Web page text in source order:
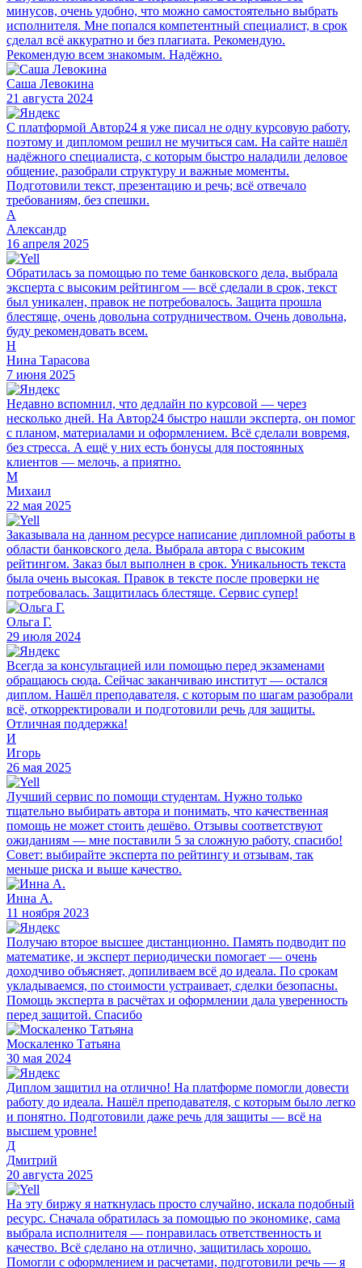
минусов, очень удобно, что можно самостоятельно выбрать
исполнителя. Мне попался компетентный специалист, в срок
сделал всё аккуратно и без плагиата. Рекомендую.
Рекомендую всем знакомым. Надёжно.
Саша Левокина
21 августа 2024
С платформой Автор24 я уже писал не одну курсовую работу,
поэтому и дипломом решил не мучиться сам. На сайте нашёл
надёжного специалиста, с которым быстро наладили деловое
общение, разобрали структуру и важные моменты.
Подготовили текст, презентацию и речь; всё отвечало
требованиям, без спешки.
А
Александр
16 апреля 2025
Обратилась за помощью по теме банковского дела, выбрала
эксперта с высоким рейтингом — всё сделали в срок, текст
был уникален, правок не потребовалось. Защита прошла
блестяще, очень довольна сотрудничеством. Очень довольна,
буду рекомендовать всем.
Н
Нина Тарасова
7 июня 2025
Недавно вспомнил, что дедлайн по курсовой — через
несколько дней. На Автор24 быстро нашли эксперта, он помог
с планом, материалами и оформлением. Всё сделали вовремя,
без стресса. А ещё у них есть бонусы для постоянных
клиентов — мелочь, а приятно.
М
Михаил
22 мая 2025
Заказывала на данном ресурсе написание дипломной работы в
области банковского дела. Выбрала автора с высоким
рейтингом. Заказ был выполнен в срок. Уникальность текста
была очень высокая. Правок в тексте после проверки не
потребовалась. Защитилась блестяще. Сервис супер!
Ольга Г.
29 июля 2024
Всегда за консультацией или помощью перед экзаменами
обращаюсь сюда. Сейчас заканчиваю институт — остался
диплом. Нашёл преподавателя, с которым по шагам разобрали
всё, откорректировали и подготовили речь для защиты.
Отличная поддержка!
И
Игорь
26 мая 2025
Лучший сервис по помощи студентам. Нужно только
тщательно выбирать автора и понимать, что качественная
помощь не может стоить дешёво. Отзывы соответствуют
ожиданиям — мне поставили 5 за сложную работу, спасибо!
Совет: выбирайте эксперта по рейтингу и отзывам, так
меньше риска и выше качество.
Инна А.
11 ноября 2023
Получаю второе высшее дистанционно. Память подводит по
математике, и эксперт периодически помогает — очень
доходчиво объясняет, допиливаем всё до идеала. По срокам
укладываемся, по стоимости устраивает, сделки безопасны.
Помощь эксперта в расчётах и оформлении дала уверенность
перед защитой. Спасибо
Москаленко Татьяна
30 мая 2024
Диплом защитил на отлично! На платформе помогли довести
работу до идеала. Нашёл преподавателя, с которым было легко
и понятно. Подготовили даже речь для защиты — всё на
высшем уровне!
Д
Дмитрий
20 августа 2025
На эту биржу я наткнулась просто случайно, искала подобный
ресурс. Сначала обратилась за помощью по экономике, сама
выбрала исполнителя — понравилась ответственность и
качество. Всё сделано на отлично, защитилась хорошо.
Помогли с оформлением и расчетами, подготовили речь — я